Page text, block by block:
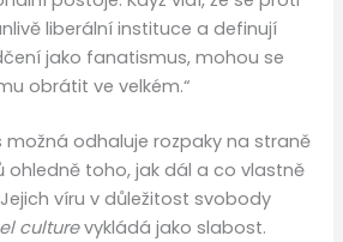
liberální instituce a definují
jako fanatismus, mohou se
obrátit ve velkém.“
možná odhaluje rozpaky na straně
ohledně toho, jak dál a co vlastně
víru v důležitost svobody
culturevykládá jako slabost.